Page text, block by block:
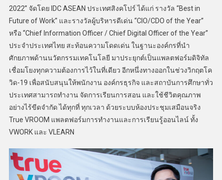
2022” จัดโดย IDC ASEAN ประเทศสิงคโปร์ ได้แก่ รางวัล “Best in
Future of Work” และรางวัลผู้บริหารดีเด่น “CIO/CDO of the Year”
หรือ “Chief Information Officer / Chief Digital Officer of the Year”
ประจำประเทศไทย สะท้อนความโดดเด่น ในฐานะองค์กรที่นำ
ศักยภาพด้านนวัตกรรมเทคโนโลยี มาประยุกต์เป็นแพลตฟอร์มดิจิทัล
เชื่อมโยงทุกความต้องการไว้ในที่เดียว อีกหนึ่งทางออกในช่วงวิกฤตโค
วิด-19 เพื่อสนับสนุนให้พนักงาน องค์กรธุรกิจ และสถาบันการศึกษาทั่ว
ประเทศสามารถทำงาน จัดการเรียนการสอน และใช้ชีวิตคุณภาพ
อย่างไร้ขีดจำกัด ได้ทุกที่ ทุกเวลา ด้วยระบบห้องประชุมเสมือนจริง
True VROOM แพลตฟอร์มการทำงานและการเรียนรู้ออนไลน์ ทั้ง
VWORK และ VLEARN